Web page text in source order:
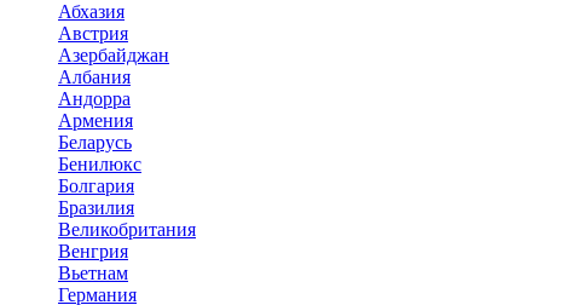
Абхазия
Австрия
Азербайджан
Албания
Андорра
Армения
Беларусь
Бенилюкс
Болгария
Бразилия
Великобритания
Венгрия
Вьетнам
Германия